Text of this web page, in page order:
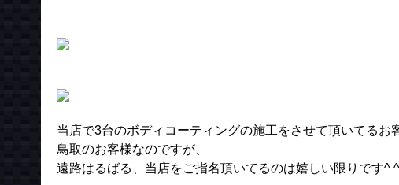
当店で3台のボディコーティングの施工をさせて頂いてるお
鳥取のお客様なのですが、
遠路はるばる、当店をご指名頂いてるのは嬉しい限りです^ ^